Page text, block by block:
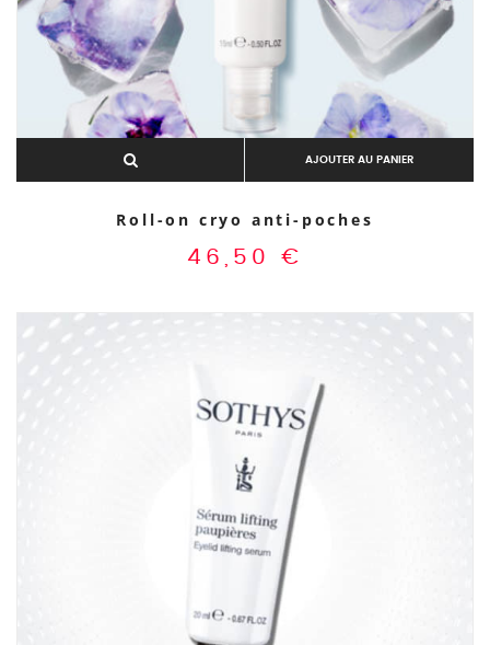
AJOUTER AU PANIER
Roll-on cryo anti-poches
46,50 €